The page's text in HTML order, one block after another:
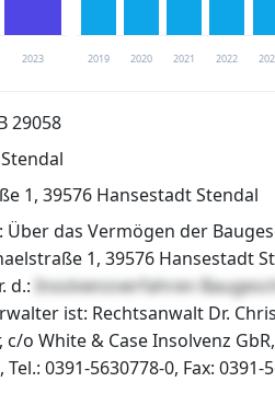
2023 2019 2020 2021 2022
Registrierung verfügbar
29058
1, 39576 Hansestadt Stendal
Über das Vermögen der
1, 39576 Hansestadt
d.: Insolvenzverfahren
ist: Rechtsanwalt Dr.
c/o White & Case Insolvenz
0391-5630778-0, Fax: 0391-